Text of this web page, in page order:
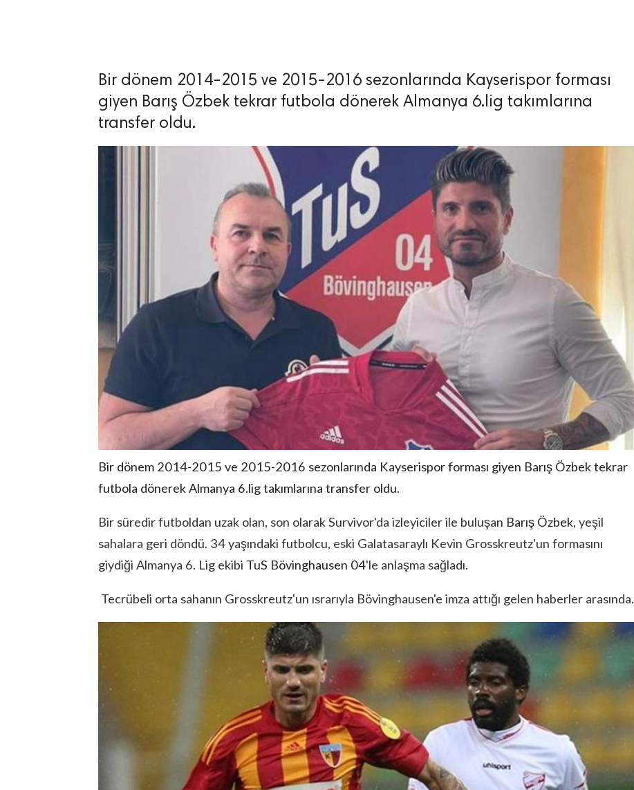
Bir dönem 2014-2015 ve 2015-2016 sezonlarında Kayserispor forması
giyen Barış Özbek tekrar futbola dönerek Almanya 6.lig takımlarına
transfer oldu.
Bir dönem 2014-2015 ve 2015-2016 sezonlarında Kayserispor forması giyen Barış Özbek tekrar
futbola dönerek Almanya 6.lig takımlarına transfer oldu.
Bir süredir futboldan uzak olan, son olarak Survivor'da izleyiciler ile buluşan Barış Özbek, yeşil
sahalara geri döndü. 34 yaşındaki futbolcu, eski Galatasaraylı Kevin Grosskreutz'un formasını
giydiği Almanya 6. Lig ekibi TuS Bövinghausen 04'le anlaşma sağladı.
Tecrübeli orta sahanın Grosskreutz'un ısrarıyla Bövinghausen'e imza attığı gelen haberler arasında.